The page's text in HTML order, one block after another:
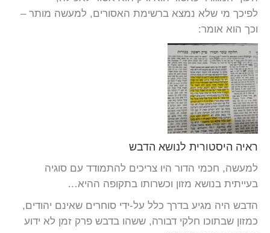
לפיכך מי שלא נמצא ברשימת האסורים, למעשה מותר –
וכך הוא אומר:
ראיה היסטורית לנושא הדבש
למעשה, חכמי הדור היו צריכים להתמודד עם סוגיה
בעייתית בנושא מזון וכשרותו בתקופה ההיא…
הדבש היה מגיע בדרך כלל על-ידי סוחרים שאינם יהודים,
כמזון שבתוכו חלקי דבורה, ששהו בדבש פרק זמן לא ידוע